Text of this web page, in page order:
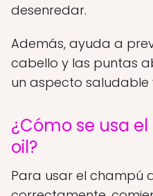
desenredar.
Además, ayuda a
cabello y las puntas
un aspecto saludable
¿Cómo se usa
oil?
Para usar el champú